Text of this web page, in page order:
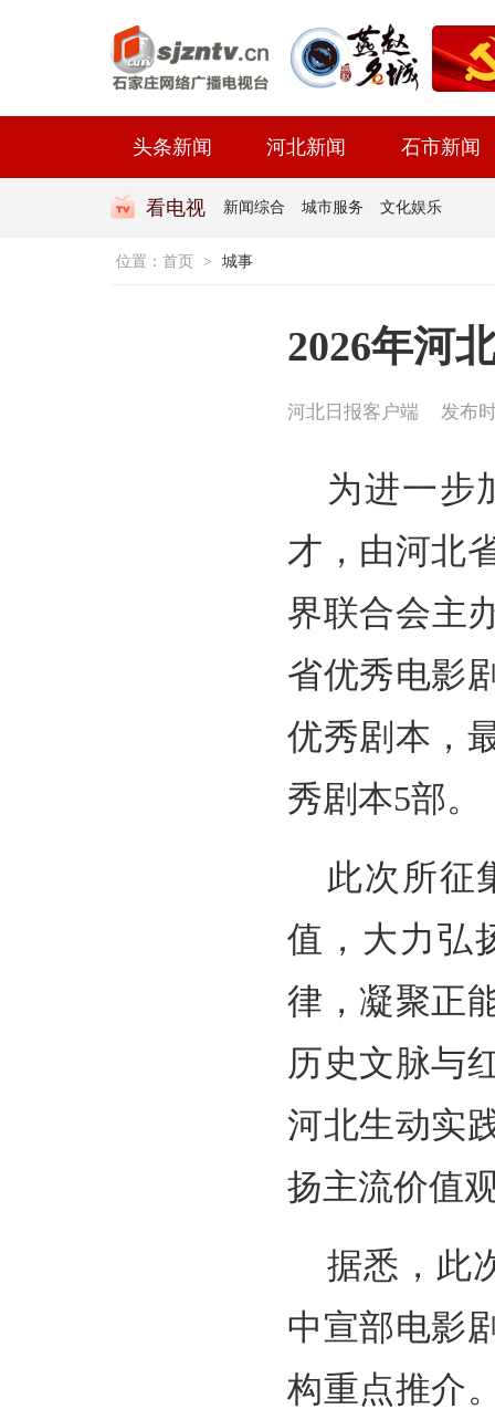
头条新闻 河北新闻 石市新闻
看电视 新闻综合 城市服务 文化娱乐
位置： 首页 > 城事
2026年河
河北日报客户端 发布
为进一步
才，由河北
界联合会主
省优秀电影
优秀剧本，
秀剧本5部。
此次所征
值，大力弘
律，凝聚正
历史文脉与
河北生动实
扬主流价值
据悉，此
中宣部电影
构重点推介